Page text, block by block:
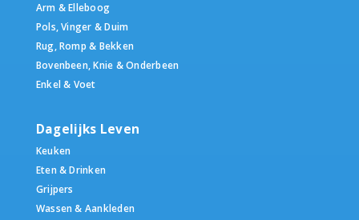
Arm & Elleboog
Pols, Vinger & Duim
Rug, Romp & Bekken
Bovenbeen, Knie & Onderbeen
Enkel & Voet
Dagelijks Leven
Keuken
Eten & Drinken
Grijpers
Wassen & Aankleden